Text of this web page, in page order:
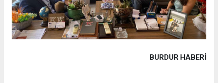
BURDUR HABERİ